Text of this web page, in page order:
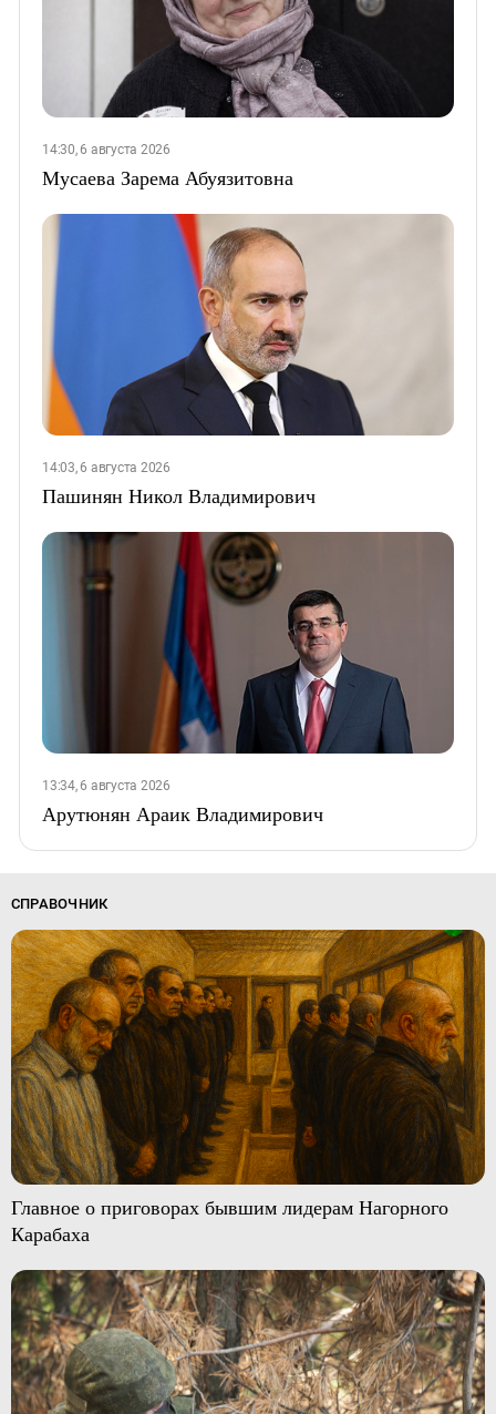
14:30, 6 августа 2026
Мусаева Зарема Абуязитовна
14:03, 6 августа 2026
Пашинян Никол Владимирович
13:34, 6 августа 2026
Арутюнян Араик Владимирович
СПРАВОЧНИК
Главное о приговорах бывшим лидерам Нагорного
Карабаха